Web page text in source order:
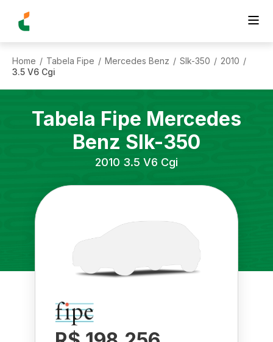
Home / Tabela Fipe / Mercedes Benz / Slk-350 / 2010 /
3.5 V6 Cgi
Tabela Fipe Mercedes
Benz Slk-350
2010 3.5 V6 Cgi